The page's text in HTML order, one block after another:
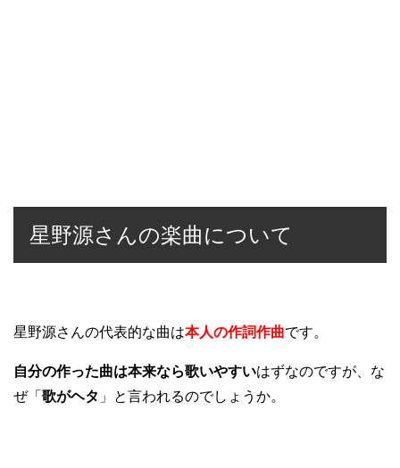
星野源さんの楽曲について
星野源さんの代表的な曲は本人の作詞作曲です。
自分の作った曲は本来なら歌いやすいはずなのですが、な
ぜ「 歌がヘタ 」と言われるのでしょうか。